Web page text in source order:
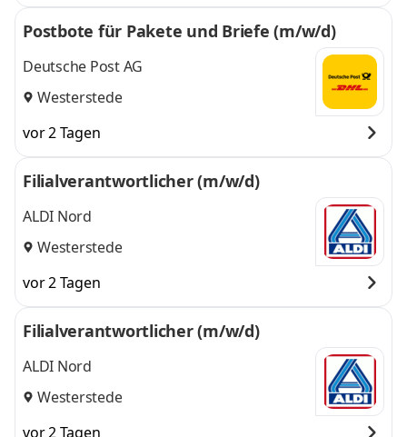
Postbote für Pakete und Briefe (m/w/d)
Deutsche Post AG
Westerstede
vor 2 Tagen
Filialverantwortlicher (m/w/d)
ALDI Nord
Westerstede
vor 2 Tagen
Filialverantwortlicher (m/w/d)
ALDI Nord
Westerstede
vor 2 Tagen